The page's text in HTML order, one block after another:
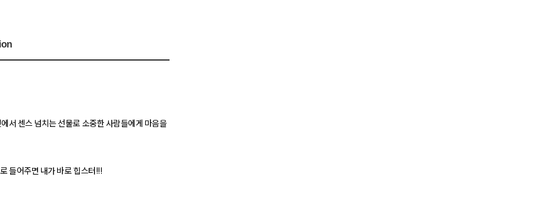
서 센스 넘치는 선물로 소중한 사람들에게 마음을
들어주면 내가 바로 힙스터!!!